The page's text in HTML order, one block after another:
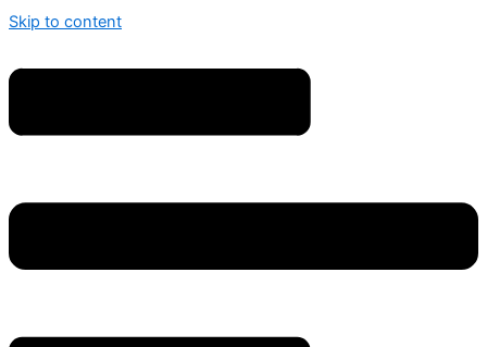
Skip to content